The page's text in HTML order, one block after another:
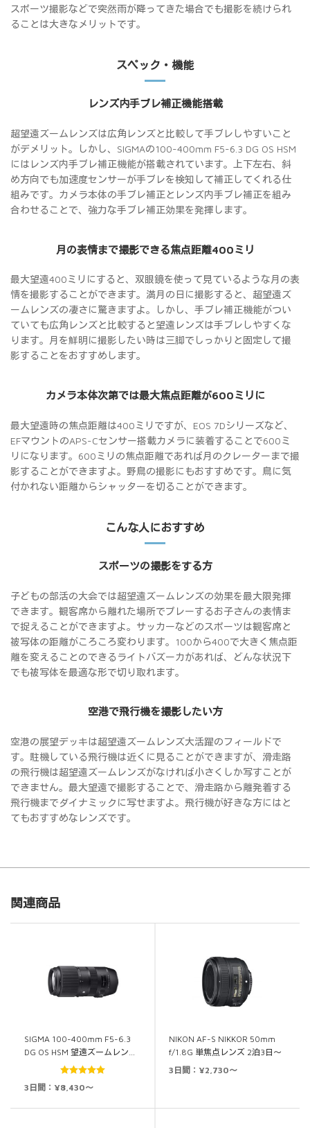
スポーツ撮影などで突然雨が降ってきた場合でも撮影を続けられ
ることは大きなメリットです。
スペック・機能
レンズ内手ブレ補正機能搭載
超望遠ズームレンズは広角レンズと比較して手ブレしやすいこと
がデメリット。しかし、SIGMAの100-400mm F5-6.3 DG OS HSM
にはレンズ内手ブレ補正機能が搭載されています。上下左右、斜
め方向でも加速度センサーが手ブレを検知して補正してくれる仕
組みです。カメラ本体の手ブレ補正とレンズ内手ブレ補正を組み
合わせることで、強力な手ブレ補正効果を発揮します。
月の表情まで撮影できる焦点距離400ミリ
最大望遠400ミリにすると、双眼鏡を使って見ているような月の表
情を撮影することができます。満月の日に撮影すると、超望遠ズ
ームレンズの凄さに驚きますよ。しかし、手ブレ補正機能がつい
ていても広角レンズと比較すると望遠レンズは手ブレしやすくな
ります。月を鮮明に撮影したい時は三脚でしっかりと固定して撮
影することをおすすめします。
カメラ本体次第では最大焦点距離が600ミリに
最大望遠時の焦点距離は400ミリですが、EOS 7Dシリーズなど、
EFマウントのAPS-Cセンサー搭載カメラに装着することで600ミ
リになります。600ミリの焦点距離であれば月のクレーターまで撮
影することができますよ。野鳥の撮影にもおすすめです。鳥に気
付かれない距離からシャッターを切ることができます。
こんな人におすすめ
スポーツの撮影をする方
子どもの部活の大会では超望遠ズームレンズの効果を最大限発揮
できます。観客席から離れた場所でプレーするお子さんの表情ま
で捉えることができますよ。サッカーなどのスポーツは観客席と
被写体の距離がころころ変わります。100から400で大きく焦点距
離を変えることのできるライトバズーカがあれば、どんな状況下
でも被写体を最適な形で切り取れます。
空港で飛行機を撮影したい方
空港の展望デッキは超望遠ズームレンズ大活躍のフィールドで
す。駐機している飛行機は近くに見ることができますが、滑走路
の飛行機は超望遠ズームレンズがなければ小さくしか写すことが
できません。最大望遠で撮影することで、滑走路から離発着する
飛行機までダイナミックに写せますよ。飛行機が好きな方にはと
てもおすすめなレンズです。
関連商品
SIGMA 100-400mm F5-6.3
DG OS HSM 望遠ズームレン…
3日間：¥8,430～
NIKON AF-S NIKKOR 50mm
f/1.8G 単焦点レンズ 2泊3日～
3日間：¥2,730～